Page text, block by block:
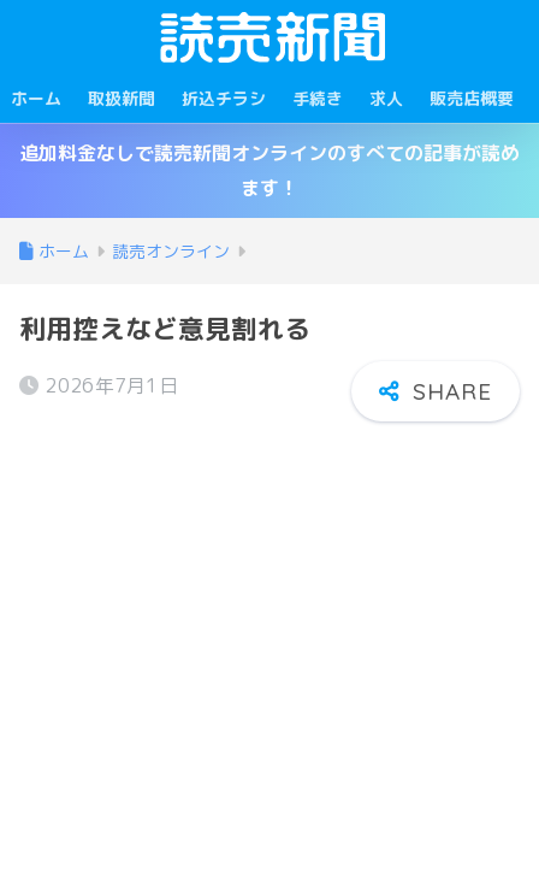
ホーム 取扱新聞 折込チラシ 手続き 求人 販売店概要
追加料金なしで読売新聞オンラインのすべての記事が読め
ます！
ホーム 読売オンライン
利用控えなど意見割れる
2026年7月1日